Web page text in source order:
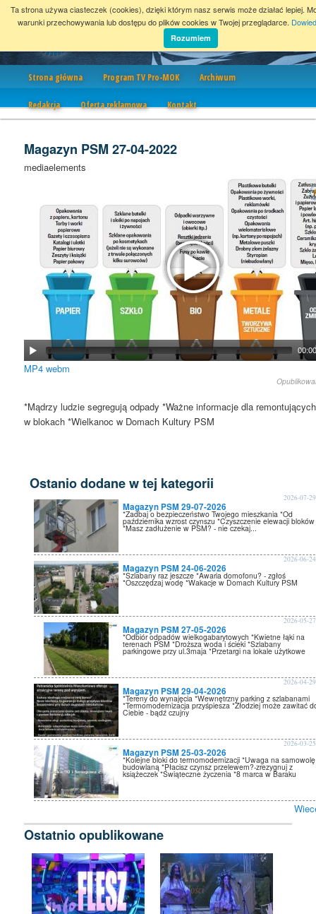
Strona główna Program TV Pro-MOK Archiwum
Redakcja Oferta reklamowa Kontakt
Magazyn PSM 27-04-2022
mediaelements
MP4 webm
*Mądrzy ludzie segregują odpady *Ważne informacje dla
w blokach *Wielkanoc w Domach Kultury PSM
Ostanio dodane w tej kategorii
Magazyn PSM 29-07-2026
2026-07-29
*Zadbaj o bezpieczeństwo Twojego mieszkania *Od
października wzrost czynszu *Czyszczenie elewacji bloków
*Masz zadłużenie w PSM? - nie czekaj...
Magazyn PSM 24-06-2026
2026-06-24
*Szlabany raz jeszcze *Awaria domofonu? - zgłoś
*Oszczędzaj wodę *Wakacje w Domach Kultury PSM
Magazyn PSM 27-05-2026
2026-05-27
*Odbiór odpadów wielkogabarytowych *Kwietne łąki na
terenach PSM *Droższa woda i ścieki *Szlabany
parkingowe przy ul.3maja *Przetargi na lokale użytkowe
Magazyn PSM 29-04-2026
2026-04-29
*Tereny do wynajęcia *Wewnętrzny parking z szlabanami
*Termomodernizacja przyśpiesza *Złodziej może zawitać
Ciebie - bądź czujny
Magazyn PSM 25-03-2026
2026-03-25
*Kolejne bloki do termomodernizacji *Uwaga na samowolę
budowlaną *Płacisz czynsz przelewem?-zrezygnuj z
książeczek *Świąteczne życzenia *8 marca w Baraku
Ostatnio opublikowane
Ta strona używa ciasteczek (cookies), dzięki którym nasz serwis może działać lepiej.
warunki przechowywania lub dostępu do plików cookies w Twojej przeglądarce.
Rozumiem